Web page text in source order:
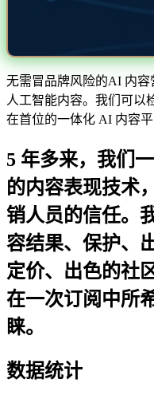
无需冒品牌风险的AI 内
人工智能内容。我们可以
在首位的一体化 AI 内容平
5 年多来，我们
的内容表现技术
销人员的信任。
容结果、保护、
定价、出色的社
在一次订阅中所
睐。
数据统计